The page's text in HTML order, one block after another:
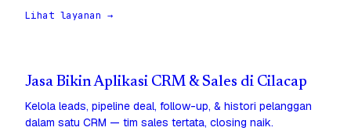
Lihat layanan →
Jasa Bikin Aplikasi CRM & Sales di Cilacap
Kelola leads, pipeline deal, follow-up, & histori pelanggan
dalam satu CRM — tim sales tertata, closing naik.